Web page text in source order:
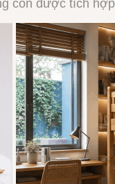
còn được tích